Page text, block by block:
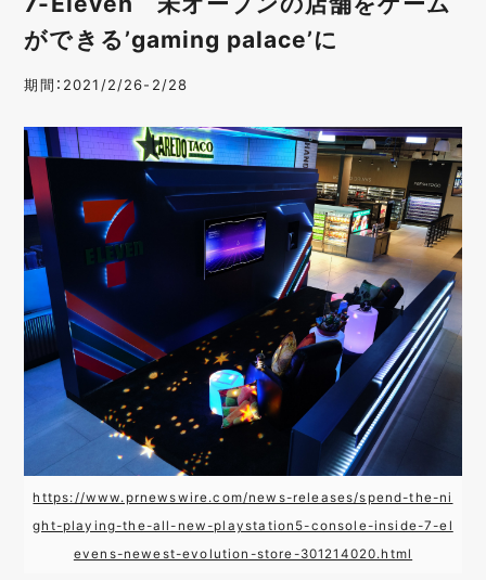
ができる’gaming palace’に
期間：2021/2/26-2/28
https://www.prnewswire.com/news-releases/spend-the-ni
ght-playing-the-all-new-playstation5-console-inside-7-el
evens-newest-evolution-store-301214020.html